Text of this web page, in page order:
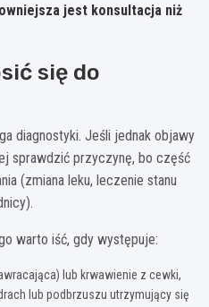
jest konsultacja niż
się do
diagnostyki. Jeśli jednak objawy
sprawdzić przyczynę, bo część
(zmiana leku, leczenie stanu
warto iść, gdy występuje:
lub krwawienie z cewki,
lub podbrzuszu utrzymujący się